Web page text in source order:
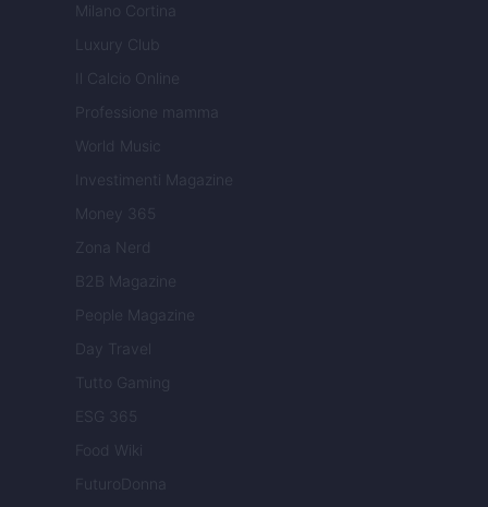
Milano Cortina
Luxury Club
Il Calcio Online
Professione mamma
World Music
Investimenti Magazine
Money 365
Zona Nerd
B2B Magazine
People Magazine
Day Travel
Tutto Gaming
ESG 365
Food Wiki
FuturoDonna